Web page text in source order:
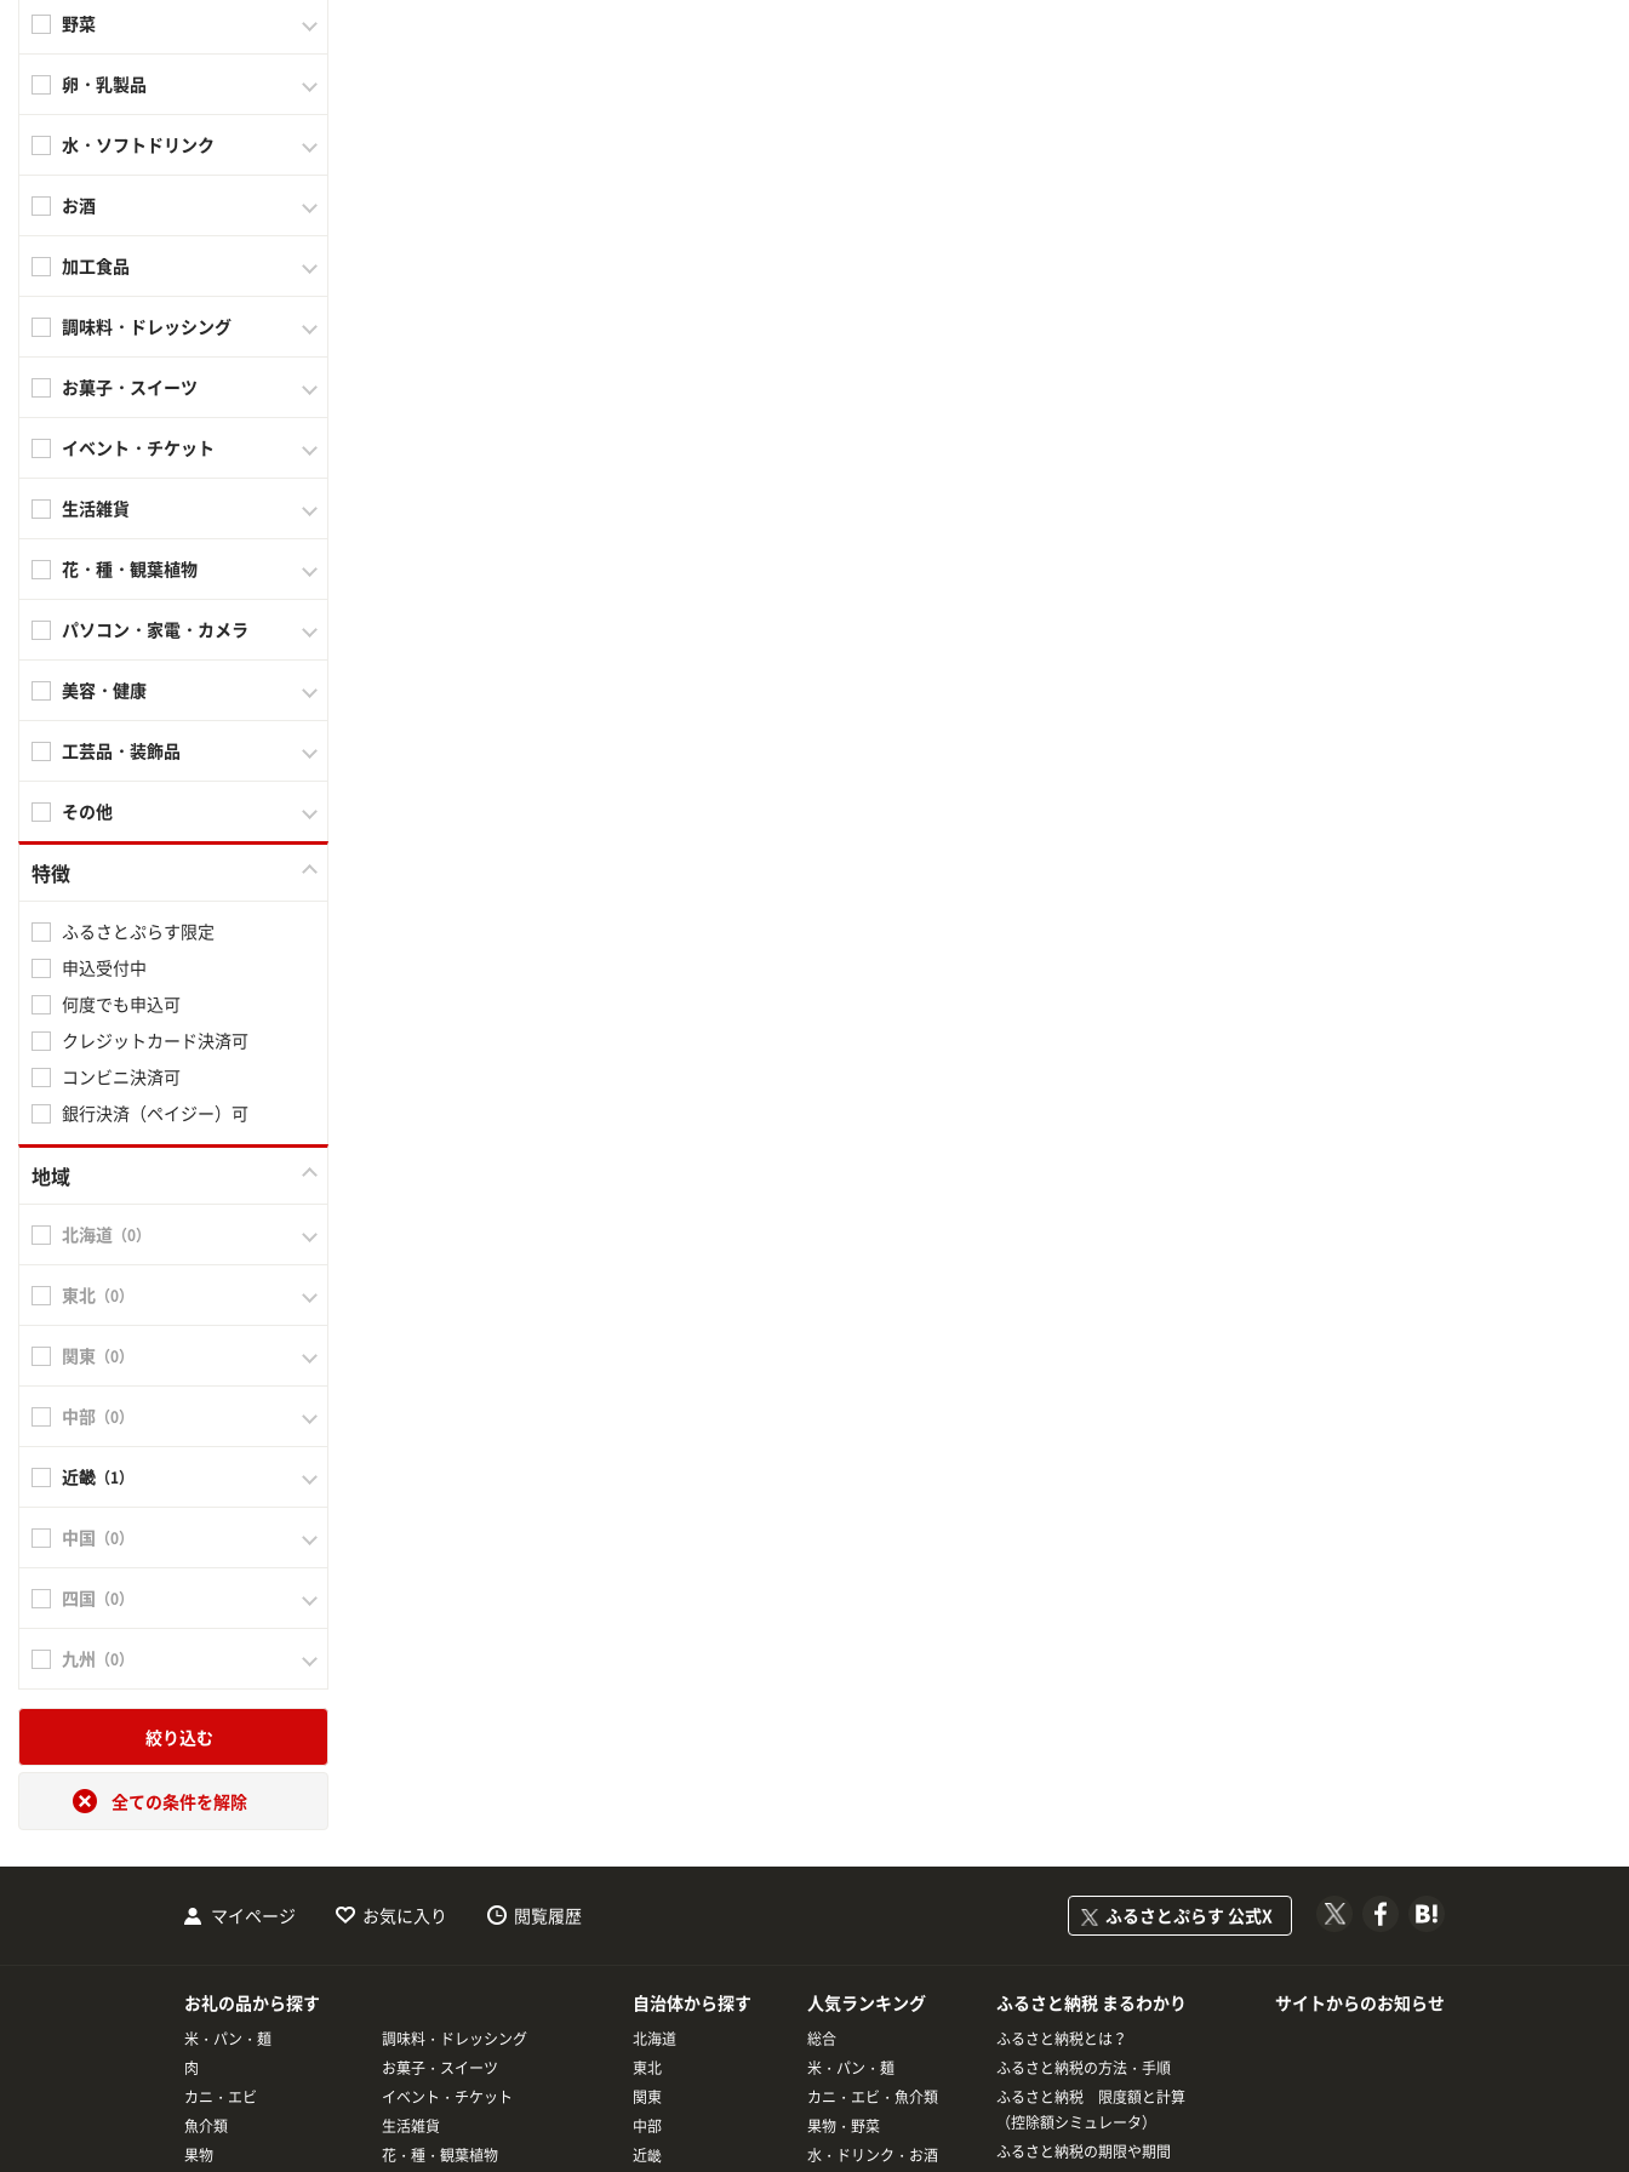
野菜
卵・乳製品
水・ソフトドリンク
お酒
加工食品
調味料・ドレッシング
お菓子・スイーツ
イベント・チケット
生活雑貨
花・種・観葉植物
パソコン・家電・カメラ
美容・健康
工芸品・装飾品
その他
特徴
ふるさとぷらす限定
申込受付中
何度でも申込可
クレジットカード決済可
コンビニ決済可
銀行決済（ペイジー）可
地域
北海道 （0）
東北 （0）
関東 （0）
中部 （0）
近畿 （1）
中国 （0）
四国 （0）
九州 （0）
絞り込む
全ての条件を解除
マイページ お気に入り 閲覧履歴 ふるさとぷらす 公式X
お礼の品から探す
米・パン・麺
肉
カニ・エビ
魚介類
果物
調味料・ドレッシング
お菓子・スイーツ
イベント・チケット
生活雑貨
花・種・観葉植物
自治体から探す
北海道
東北
関東
中部
近畿
人気ランキング
総合
米・パン・麺
カニ・エビ・魚介類
果物・野菜
水・ドリンク・お酒
ふるさと納税 まるわかり
ふるさと納税とは？
ふるさと納税の方法・手順
ふるさと納税 限度額と計算
（控除額シミュレータ）
ふるさと納税の期限や期間
サイトからのお知らせ